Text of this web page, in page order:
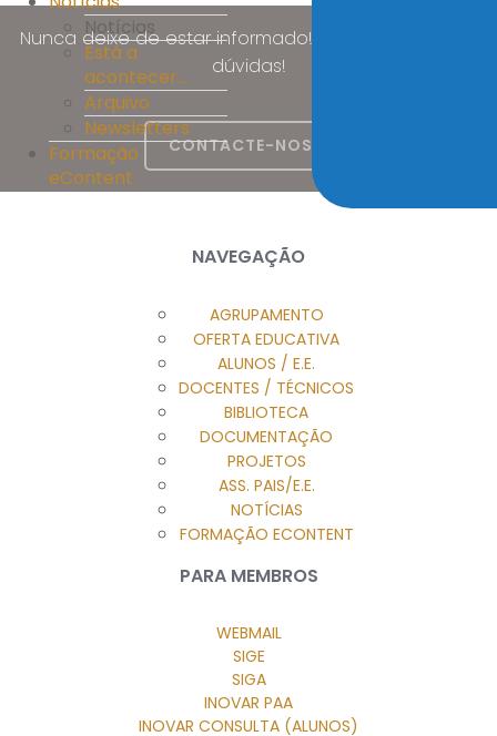
Notícias
Está a
acontecer...
Arquivo
Newsletters
Formação
eContent
Nunca deixe de estar informado! Esclareça as suas
dúvidas!
CONTACTE-NOS
NAVEGAÇÃO
AGRUPAMENTO
OFERTA EDUCATIVA
ALUNOS / E.E.
DOCENTES / TÉCNICOS
BIBLIOTECA
DOCUMENTAÇÃO
PROJETOS
ASS. PAIS/E.E.
NOTÍCIAS
FORMAÇÃO ECONTENT
PARA MEMBROS
WEBMAIL
SIGE
SIGA
INOVAR PAA
INOVAR CONSULTA (ALUNOS)